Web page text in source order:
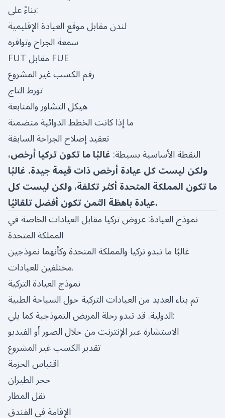
بناءً على:
لندن مقابل موقع العيادة الإقليمية
سمعة الجراح وتوافره
FUT مقابل FUE
رقم الكسب غير المشروع
تورط التاج
هيكل التشاور والمتابعة
ما إذا كانت الخطط الدوائية متضمنة
تعقيد إصلاح الجراحة السابقة
النقطة الأساسية بسيطة: غالبًا ما تكون تركيا أرخص،
ولكن ليست كل عيادة أرخص ذات قيمة جيدة. غالبًا
ما تكون المملكة المتحدة أكثر تكلفة، ولكن ليست كل
عيادة باهظة الثمن تكون أفضل تلقائيًا.
نموذج العيادة: عروض تركيا مقابل العيادات الخاصة في
المملكة المتحدة
غالبًا ما تبدو تركيا والمملكة المتحدة وكأنهما نموذجين
مختلفين للعيادات.
نموذج العيادة التركية
تم بناء العديد من العيادات التركية حول السياحة الطبية
الدولية. قد تبدو رحلة المريض النموذجية كما يلي:
الاستشارة عبر الإنترنت من خلال الصور أو الفيديو
تقدير الكسب غير المشروع
اقتباس الحزمة
حجز الطيران
نقل المطار
الإقامة في الفندق